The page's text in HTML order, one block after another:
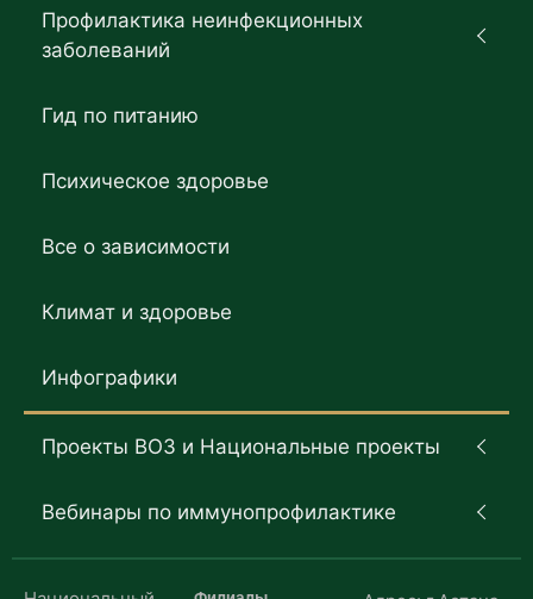
Профилактика неинфекционных
заболеваний
Гид по питанию
Психическое здоровье
Все о зависимости
Климат и здоровье
Инфографики
Проекты ВОЗ и Национальные проекты
Вебинары по иммунопрофилактике